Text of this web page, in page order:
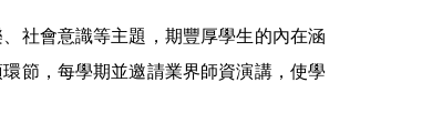
社會意識等主題，期豐厚學生的內在涵
節，每學期並邀請業界師資演講，使學